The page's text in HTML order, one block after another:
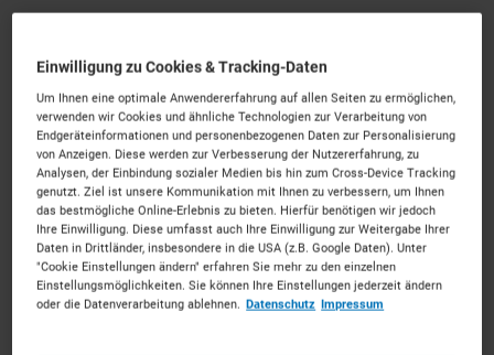
Baumaschinen für Ihr Vorhaben. Unkompliziert, zu
starken Konditionen und mit persönlichem Experten-
Service.
134Vermietpartner im RaumWiesbaden
Einwilligung zu Cookies & Tracking-Daten
Um Ihnen eine optimale Anwendererfahrung auf allen Seiten zu ermöglichen,
verwenden wir Cookies und ähnliche Technologien zur Verarbeitung von
Endgeräteinformationen und personenbezogenen Daten zur Personalisierung
von Anzeigen. Diese werden zur Verbesserung der Nutzererfahrung, zu
Analysen, der Einbindung sozialer Medien bis hin zum Cross-Device Tracking
genutzt. Ziel ist unsere Kommunikation mit Ihnen zu verbessern, um Ihnen
das bestmögliche Online-Erlebnis zu bieten. Hierfür benötigen wir jedoch
Ihre Einwilligung. Diese umfasst auch Ihre Einwilligung zur Weitergabe Ihrer
Daten in Drittländer, insbesondere in die USA (z.B. Google Daten). Unter
"Cookie Einstellungen ändern" erfahren Sie mehr zu den einzelnen
Einstellungsmöglichkeiten. Sie können Ihre Einstellungen jederzeit ändern
oder die Datenverarbeitung ablehnen. Datenschutz Impressum